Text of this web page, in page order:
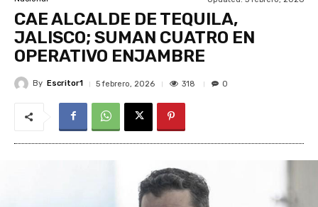
CAE ALCALDE DE TEQUILA,
JALISCO; SUMAN CUATRO EN
OPERATIVO ENJAMBRE
By Escritor1 5 febrero, 2026 318 0